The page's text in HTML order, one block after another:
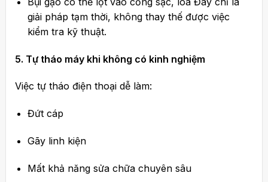
giải pháp tạm thời, không thay thế được việc
kiểm tra kỹ thuật.
5. Tự tháo máy khi không có kinh nghiệm
Việc tự tháo điện thoại dễ làm:
Đứt cáp
Gãy linh kiện
Mất khả năng sửa chữa chuyên sâu